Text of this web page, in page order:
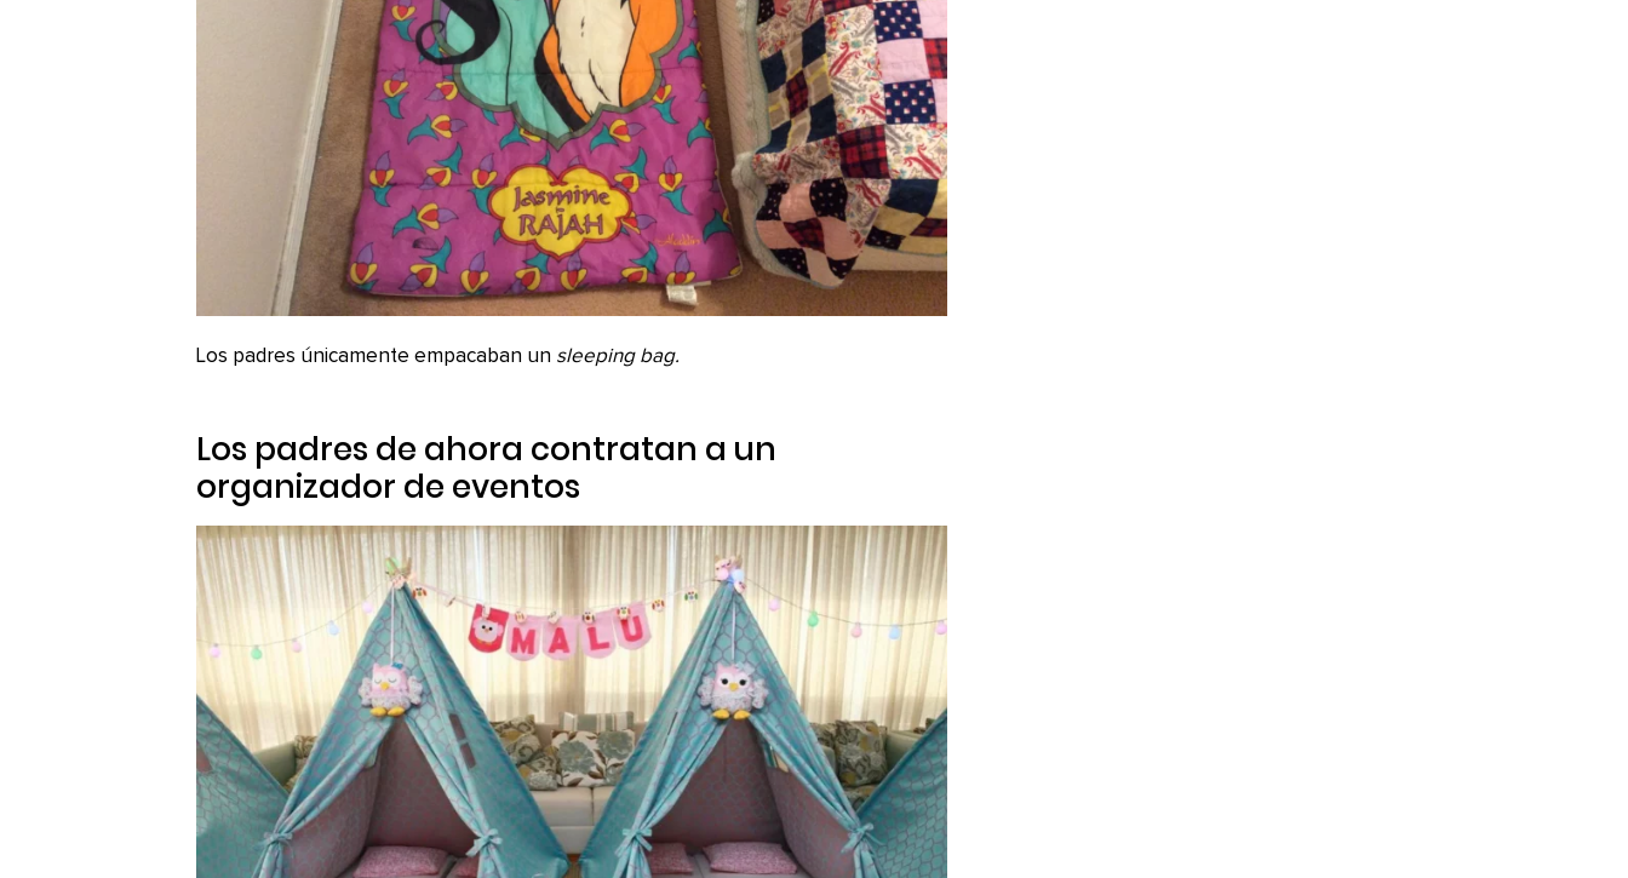
Los padres únicamente empacaban un sleeping bag.
Los padres de ahora contratan a un
organizador de eventos